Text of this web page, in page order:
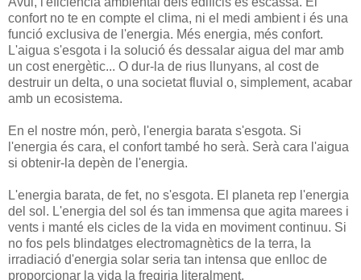
confort no te en compte el clima, ni el medi ambient i és una
funció exclusiva de l'energia. Més energia, més confort.
L'aigua s'esgota i la solució és dessalar aigua del mar amb
un cost energètic... O dur-la de rius llunyans, al cost de
destruir un delta, o una societat fluvial o, simplement, acabar
amb un ecosistema.
En el nostre món, però, l'energia barata s'esgota. Si
l'energia és cara, el confort també ho serà. Serà cara l'aigua
si obtenir-la depèn de l'energia.
L'energia barata, de fet, no s'esgota. El planeta rep l'energia
del sol. L'energia del sol és tan immensa que agita marees i
vents i manté els cicles de la vida en moviment continuu. Si
no fos pels blindatges electromagnètics de la terra, la
irradiació d'energia solar seria tan intensa que enlloc de
proporcionar la vida la fregiria literalment.